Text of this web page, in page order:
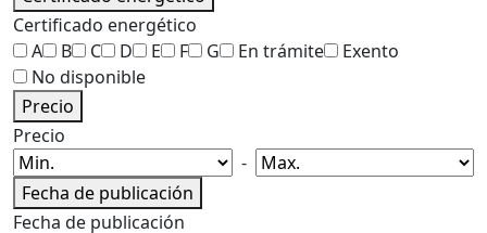
Certificado energético
A
B C D E F G En trámite
Exento
No disponible
Precio
Precio
-
Fecha de publicación
Fecha de publicación